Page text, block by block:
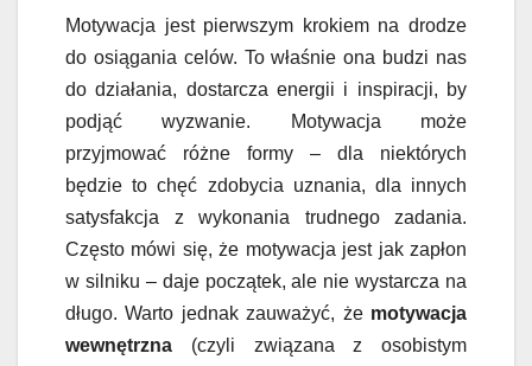
Motywacja jest pierwszym krokiem na drodze
do osiągania celów. To właśnie ona budzi nas
do działania, dostarcza energii i inspiracji, by
podjąć wyzwanie. Motywacja może
przyjmować różne formy – dla niektórych
będzie to chęć zdobycia uznania, dla innych
satysfakcja z wykonania trudnego zadania.
Często mówi się, że motywacja jest jak zapłon
w silniku – daje początek, ale nie wystarcza na
długo. Warto jednak zauważyć, że motywacja
wewnętrzna (czyli związana z osobistym